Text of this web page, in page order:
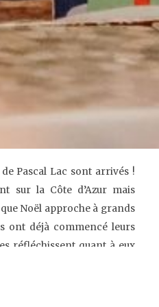
Pascal Lac sont arrivés !
sur la Côte d’Azur mais
Noël approche à grands
ont déjà commencé leurs
réfléchissent quant à eux